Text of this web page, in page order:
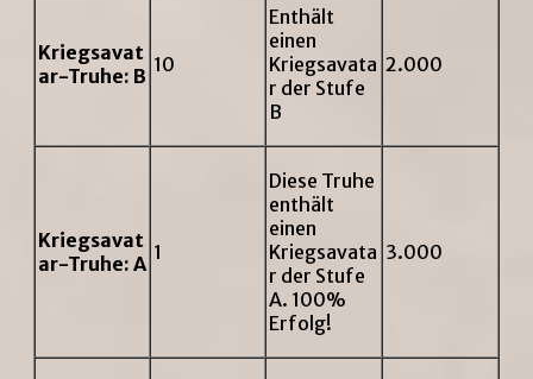
Kriegsavat
ar-Truhe: B 10
Enthält
einen
Kriegsavata
r der Stufe
B
2.000
Kriegsavat
ar-Truhe: A 1
Diese Truhe
enthält
einen
Kriegsavata
r der Stufe
A. 100%
Erfolg!
3.000